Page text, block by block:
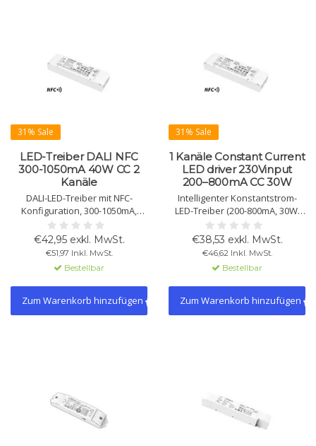
31% Sale
LED-Treiber DALI NFC
300-1050mA 40W CC 2
Kanäle
DALI-LED-Treiber mit NFC-
Konfiguration, 300-1050mA,
40W. Ultradünnes Design,
flackerfreies Dimmen
(0,01%-100%), Schutz vor
Überlast, Überspannung und
Kurzschluss. Geeignet für
Tunable White und DALI-2
T6/DT8.
€42,95 exkl. MwSt.
€51,97 Inkl. MwSt.
Bestellbar
Zum Warenkorb hinzufügen
31% Sale
1 Kanäle Constant Current
LED driver 230Vinput
200–800mA CC 30W
Intelligenter Konstantstrom-
LED-Treiber (200-800mA, 30W)
mit 230Vac Eingang und DALI-2
DT6 Schnittstelle. NFC-
einstellbar, Schutz gegen
Überhitzung, Kurzschluss,
Überlast und Überspannung.
€38,53 exkl. MwSt.
€46,62 Inkl. MwSt.
Bestellbar
Zum Warenkorb hinzufügen